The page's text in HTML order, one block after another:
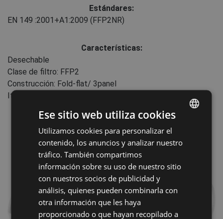
Estándares:
EN 149 :2001+A1:2009 (FFP2NR)
Características:
Desechable
Clase de filtro: FFP2
Construcción: Fold-flat/ 3panel
Item weight: 4.4g
ENGLISH
CZECH
HUNGARIAN
SLOVAK
POLISH
Ese sitio web utiliza cookies
Utilizamos cookies para personalizar el
contenido, los anuncios y analizar nuestro
tráfico. También compartimos
información sobre su uso de nuestro sitio
con nuestros socios de publicidad y
análisis, quienes pueden combinarla con
otra información que les haya
proporcionado o que hayan recopilado a